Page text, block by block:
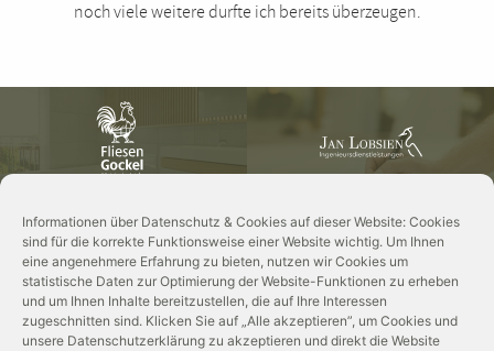
Informationen über Datenschutz & Cookies auf dieser Website: Cookies
sind für die korrekte Funktionsweise einer Website wichtig. Um Ihnen
eine angenehmere Erfahrung zu bieten, nutzen wir Cookies um
statistische Daten zur Optimierung der Website-Funktionen zu erheben
und um Ihnen Inhalte bereitzustellen, die auf Ihre Interessen
zugeschnitten sind. Klicken Sie auf „Alle akzeptieren”, um Cookies und
unsere Datenschutzerklärung zu akzeptieren und direkt die Website
noch viele weitere durfte ich bereits überzeugen.